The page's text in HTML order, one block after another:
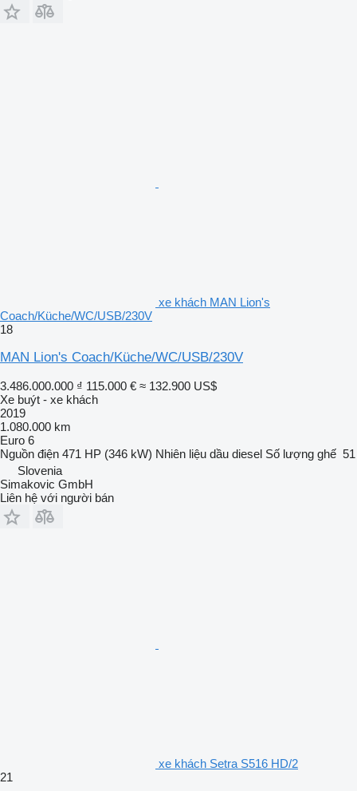
xe khách MAN Lion's
Coach/Küche/WC/USB/230V
18
MAN Lion's Coach/Küche/WC/USB/230V
3.486.000.000 ₫ 115.000 € ≈ 132.900 US$
Xe buýt - xe khách
2019
1.080.000 km
Euro 6
Nguồn điện 471 HP (346 kW) Nhiên liệu dầu diesel Số lượng ghế 51
Slovenia
Simakovic GmbH
Liên hệ với người bán
xe khách Setra S516 HD/2
21